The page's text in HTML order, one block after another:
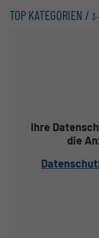
TOP KATEGORIEN /
Ihre
die